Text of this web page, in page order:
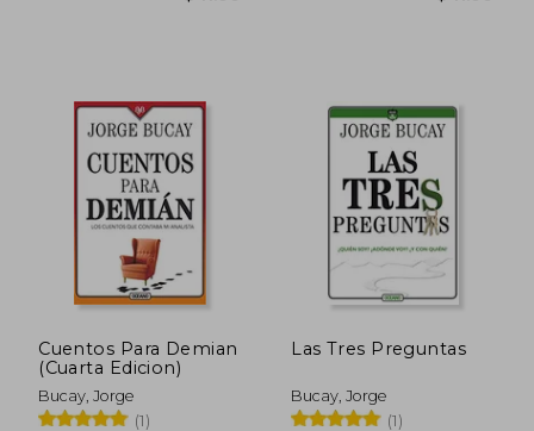
Cuentos Para Demian
(Cuarta Edicion)
Bucay, Jorge
(1)
Las Tres Preguntas
Bucay, Jorge
(1)